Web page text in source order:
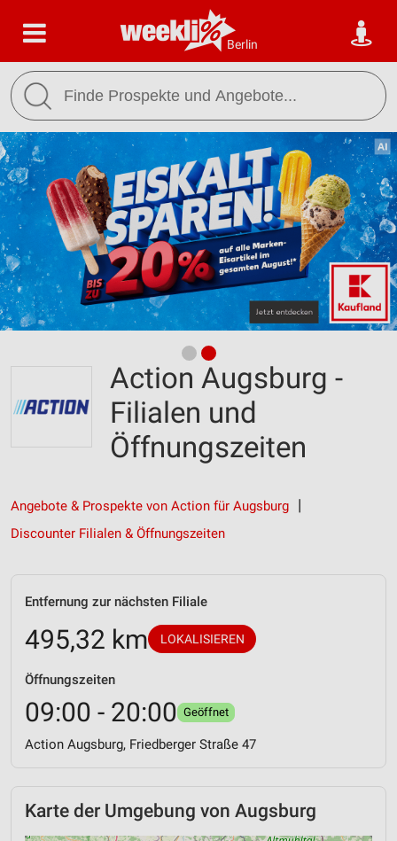
Berlin
Action Augsburg -
Filialen und
Öffnungszeiten
Angebote & Prospekte von Action für Augsburg
Discounter Filialen & Öffnungszeiten
Entfernung zur nächsten Filiale
495,32 km LOKALISIEREN
Öffnungszeiten
09:00 - 20:00 Geöffnet
Action Augsburg, Friedberger Straße 47
Karte der Umgebung von Augsburg